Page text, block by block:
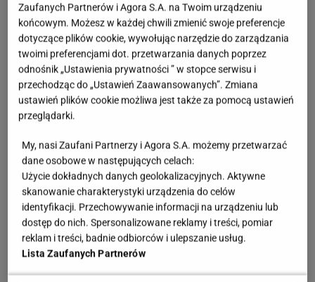
Zaufanych Partnerów i Agora S.A. na Twoim urządzeniu
końcowym. Możesz w każdej chwili zmienić swoje preferencje
dotyczące plików cookie, wywołując narzędzie do zarządzania
twoimi preferencjami dot. przetwarzania danych poprzez
odnośnik „Ustawienia prywatności ” w stopce serwisu i
przechodząc do „Ustawień Zaawansowanych”. Zmiana
ustawień plików cookie możliwa jest także za pomocą ustawień
przeglądarki.
My, nasi Zaufani Partnerzy i Agora S.A. możemy przetwarzać
dane osobowe w następujących celach:
Użycie dokładnych danych geolokalizacyjnych. Aktywne
skanowanie charakterystyki urządzenia do celów
identyfikacji. Przechowywanie informacji na urządzeniu lub
dostęp do nich. Spersonalizowane reklamy i treści, pomiar
reklam i treści, badnie odbiorców i ulepszanie usług.
Lista Zaufanych Partnerów